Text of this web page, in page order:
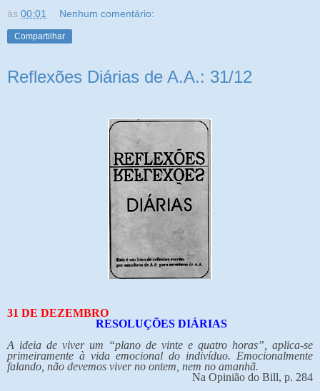
às 00:01 Nenhum comentário:
Compartilhar
Reflexões Diárias de A.A.: 31/12
31 DE DEZEMBRO
RESOLUÇÕES DIÁRIAS
A ideia de viver um “plano de vinte e quatro horas”, aplica-se
primeiramente à vida emocional do indivíduo. Emocionalmente
falando, não devemos viver no ontem, nem no amanhã.
Na Opinião do Bill, p. 284